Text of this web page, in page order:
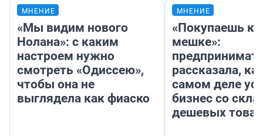
МНЕНИЕ
«Мы видим нового
Нолана»: с каким
настроем нужно
смотреть «Одиссею»,
чтобы она не
выглядела как фиаско
МНЕНИЕ
«Покупаешь
мешке»:
рассказала,
самом деле
бизнес со
дешевых